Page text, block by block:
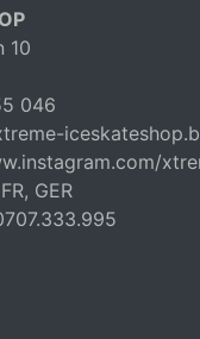
10
046
GER